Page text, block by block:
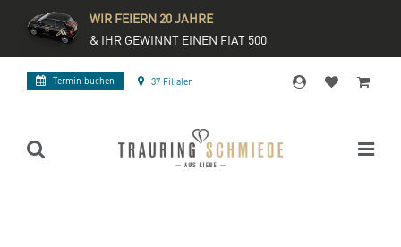
WIR FEIERN 20 JAHRE
& IHR GEWINNT EINEN FIAT 500
Termin buchen 37 Filialen